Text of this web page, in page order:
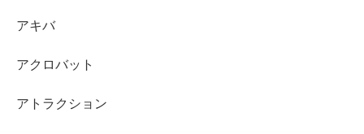
アキバ
アクロバット
アトラクション